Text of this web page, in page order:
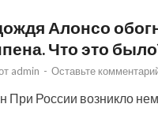
Алонсо
Что это
admin - Оставьте
При России возникло